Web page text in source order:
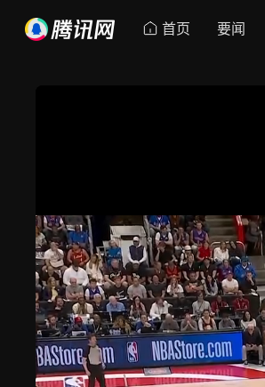
首页 要闻